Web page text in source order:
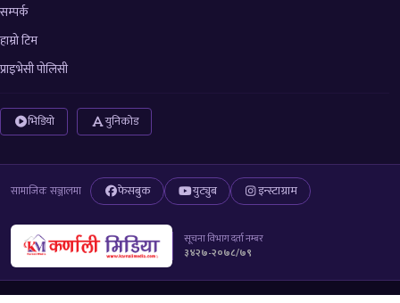
सम्पर्क
हाम्रो टिम
प्राइभेसी पोलिसी
भिडियो युनिकोड
सामाजिक सञ्जालमा फेसबुक युट्युब इन्स्टाग्राम
सूचना विभाग दर्ता नम्बर
३४२७-२०७८/७९